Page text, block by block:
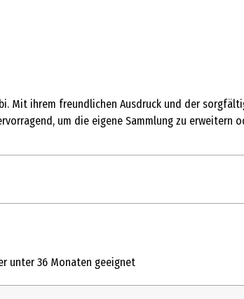
Mit ihrem freundlichen Ausdruck und der
um die eigene Sammlung zu erweitern
unter 36 Monaten geeignet